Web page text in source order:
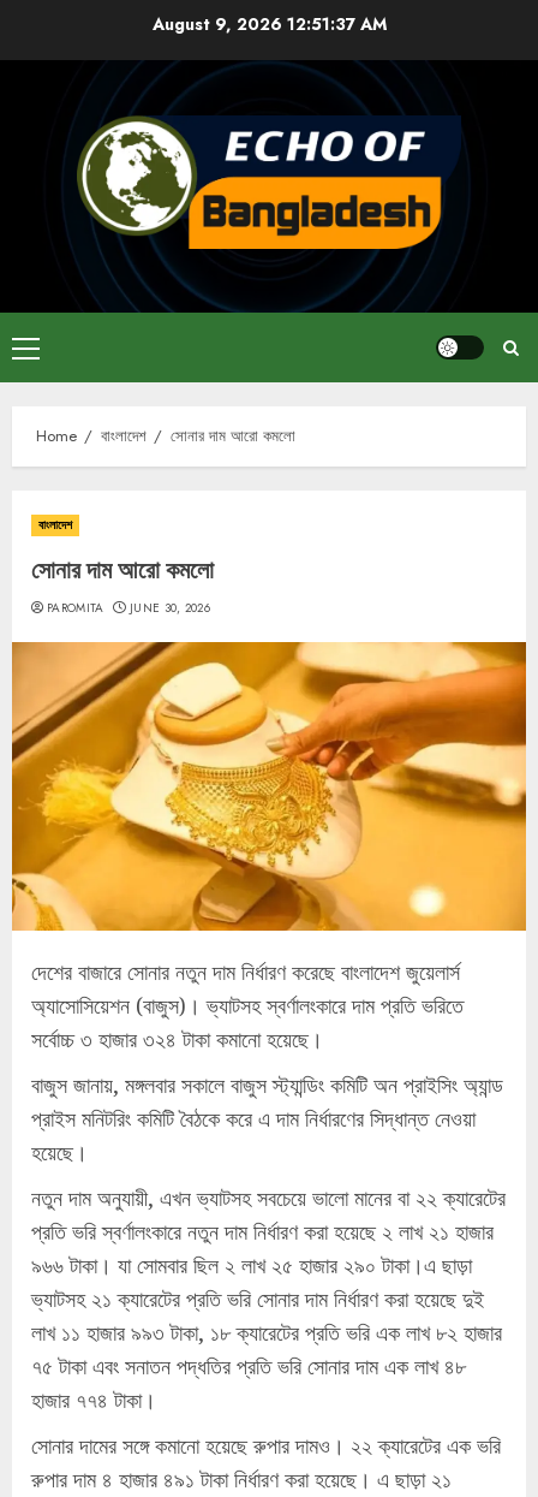
August 9, 2026 12:51:38 AM
Primary
Menu
Home বাংলাদেশ সোনার দাম আরো কমলো
বাংলাদেশ
সোনার দাম আরো কমলো
PAROMITA JUNE 30, 2026
দেশের বাজারে সোনার নতুন দাম নির্ধারণ করেছে বাংলাদেশ জুয়েলার্স
অ্যাসোসিয়েশন (বাজুস)। ভ্যাটসহ স্বর্ণালংকারে দাম প্রতি ভরিতে
সর্বোচ্চ ৩ হাজার ৩২৪ টাকা কমানো হয়েছে।
বাজুস জানায়, মঙ্গলবার সকালে বাজুস স্ট্যান্ডিং কমিটি অন প্রাইসিং অ্যান্ড
প্রাইস মনিটরিং কমিটি বৈঠকে করে এ দাম নির্ধারণের সিদ্ধান্ত নেওয়া
হয়েছে।
নতুন দাম অনুযায়ী, এখন ভ্যাটসহ সবচেয়ে ভালো মানের বা ২২ ক্যারেটের
প্রতি ভরি স্বর্ণালংকারে নতুন দাম নির্ধারণ করা হয়েছে ২ লাখ ২১ হাজার
৯৬৬ টাকা। যা সোমবার ছিল ২ লাখ ২৫ হাজার ২৯০ টাকা।এ ছাড়া
ভ্যাটসহ ২১ ক্যারেটের প্রতি ভরি সোনার দাম নির্ধারণ করা হয়েছে দুই
লাখ ১১ হাজার ৯৯৩ টাকা, ১৮ ক্যারেটের প্রতি ভরি এক লাখ ৮২ হাজার
৭৫ টাকা এবং সনাতন পদ্ধতির প্রতি ভরি সোনার দাম এক লাখ ৪৮
হাজার ৭৭৪ টাকা।
সোনার দামের সঙ্গে কমানো হয়েছে রুপার দামও। ২২ ক্যারেটের এক ভরি
রুপার দাম ৪ হাজার ৪৯১ টাকা নির্ধারণ করা হয়েছে। এ ছাড়া ২১